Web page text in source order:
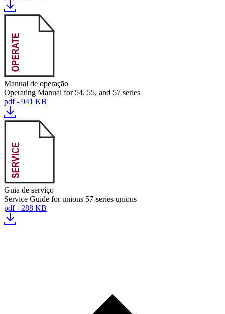
Manual de operação
Operating Manual for 54, 55, and 57 series
pdf - 941 KB
Guia de serviço
Service Guide for unions 57-series unions
pdf - 288 KB